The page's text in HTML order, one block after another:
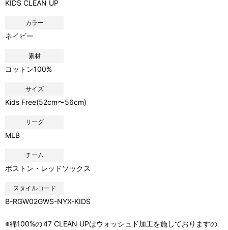
KIDS CLEAN UP
カラー
ネイビー
素材
コットン100%
サイズ
Kids Free(52cm〜56cm)
リーグ
MLB
チーム
ボストン・レッドソックス
スタイルコード
B-RGW02GWS-NYX-KIDS
※綿100%の'47 CLEAN UPはウォッシュド加工を施しておりますの